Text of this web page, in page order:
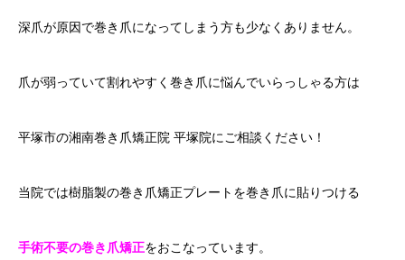
深爪が原因で巻き爪になってしまう方も少なくありません。
爪が弱っていて割れやすく巻き爪に悩んでいらっしゃる方は
平塚市の湘南巻き爪矯正院 平塚院にご相談ください！
当院では樹脂製の巻き爪矯正プレートを巻き爪に貼りつける
手術不要の巻き爪矯正をおこなっています。